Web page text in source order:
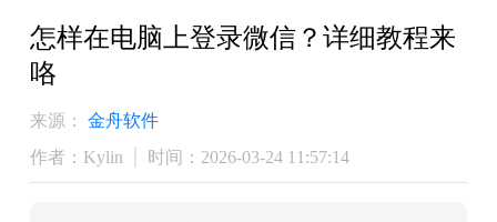
​怎样在电脑上登录微信？详细教程来
咯
来源：
金舟软件
作者：Kylin
时间：2026-03-24 11:57:14